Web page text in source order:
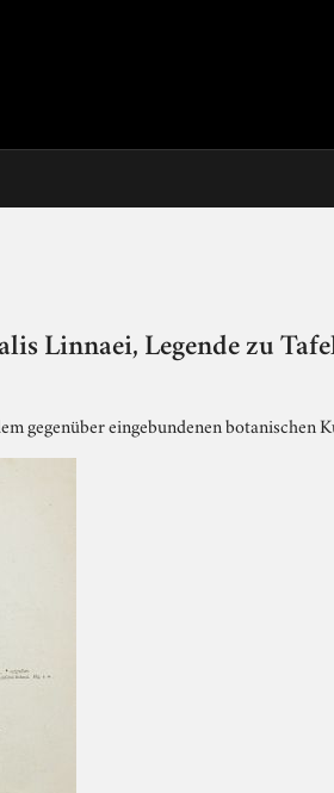
Linnaei, Legende zu
gegenüber eingebundenen